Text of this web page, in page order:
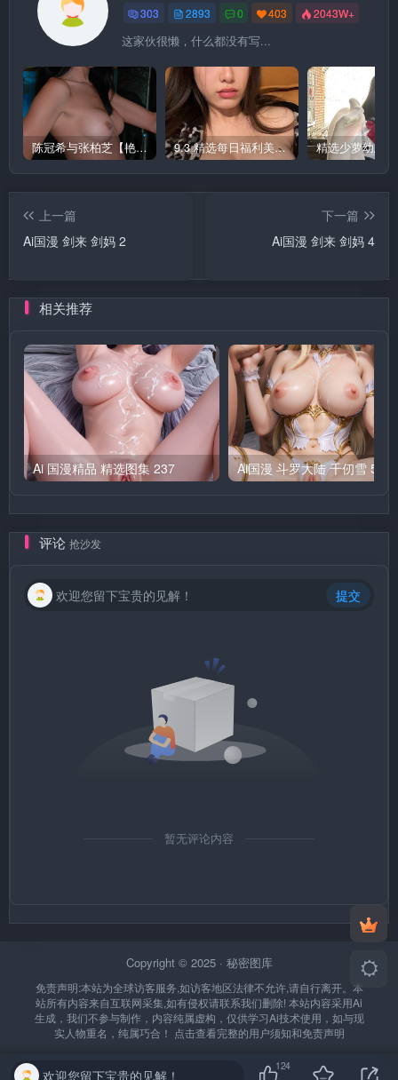
303 2893 0 403 2043W+
这家伙很懒，什么都没有写...
陈冠希与张柏芝【艳照门】图集 1 9.3 精选每日福利美图 极品
上一篇
Ai国漫 剑来 剑妈 2
下一篇
Ai国漫 剑来 剑妈 4
相关推荐
Ai 国漫精品 精选图集 237 Ai国漫 斗罗大陆 千仞雪 5
评论 抢沙发
欢迎您留下宝贵的见解！ 提交
暂无评论内容
Copyright © 2025 · 秘密图库
免责声明:本站为全球访客服务,如访客地区法律不允许,请自行离开。本
站所有内容来自互联网采集,如有侵权请联系我们删除! 本站内容采用Ai
生成，我们不参与制作，内容纯属虚构，仅供学习Ai技术使用，如与现
实人物重名，纯属巧合！
点击查看完整的用户须知和免责声明
欢迎您留下宝贵的见解！
124